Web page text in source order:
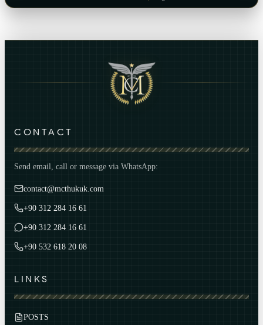
CONTACT
Send email, call or message via WhatsApp:
contact@mcthukuk.com
+90 312 284 16 61
+90 312 284 16 61
+90 532 618 20 08
LINKS
POSTS